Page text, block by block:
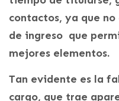
contactos, ya que
de ingreso que
mejores elementos.
Tan evidente es la
cargo, que trae